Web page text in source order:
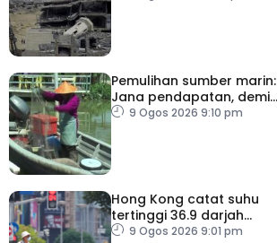
Pemulihan sumber marin:
Jana pendapatan, demi
kelangsungan hidup
9 Ogos 2026 9:10 pm
Hong Kong catat suhu
tertinggi 36.9 darjah
celsius
9 Ogos 2026 9:01 pm